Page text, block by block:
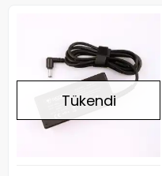
Tükendi